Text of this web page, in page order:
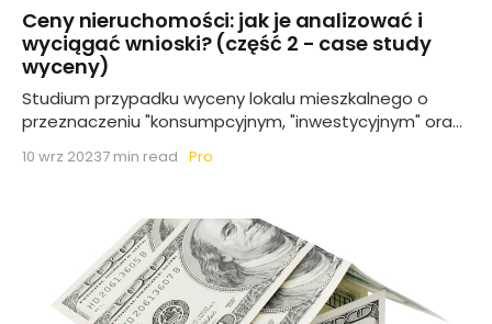
Ceny nieruchomości: jak je analizować i
wyciągać wnioski? (część 2 - case study
wyceny)
Studium przypadku wyceny lokalu mieszkalnego o
przeznaczeniu "konsumpcyjnym, "inwestycyjnym" oraz
10 wrz 2023 Pro
7 min read